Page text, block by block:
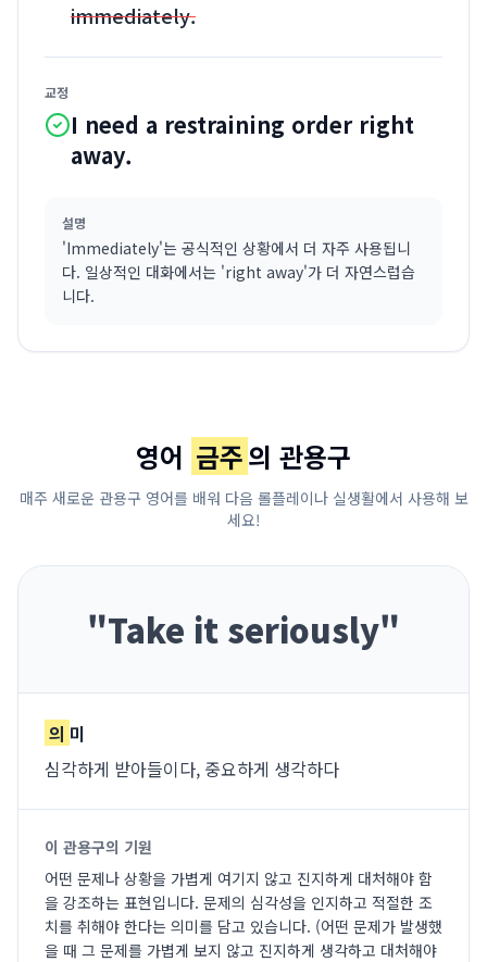
immediately.
교정
I need a restraining order right
away.
설명
'Immediately'는 공식적인 상황에서 더 자주 사용됩니
다. 일상적인 대화에서는 'right away'가 더 자연스럽습
니다.
영어 금주의 관용구
매주 새로운 관용구 영어를 배워 다음 롤플레이나 실생활에서 사용해 보
세요!
"Take it seriously"
의 미
심각하게 받아들이다, 중요하게 생각하다
이 관용구의 기원
어떤 문제나 상황을 가볍게 여기지 않고 진지하게 대처해야 함
을 강조하는 표현입니다. 문제의 심각성을 인지하고 적절한 조
치를 취해야 한다는 의미를 담고 있습니다. (어떤 문제가 발생했
을 때 그 문제를 가볍게 보지 않고 진지하게 생각하고 대처해야